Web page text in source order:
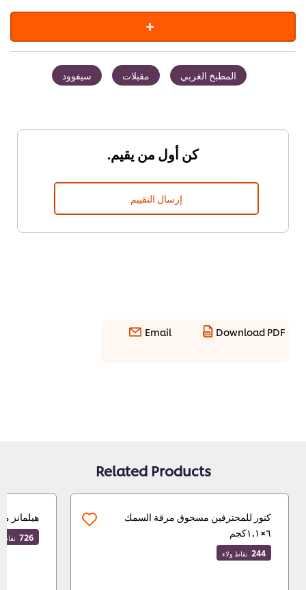
المطبخ الغربي مقبلات سيفوود
كن أول من يقيم.
إرسال التقييم
Download PDF
Email
Related Products
كنور للمحترفين مسحوق مرقة السمك
244 نقاط ولاء
هيلمانز
726 نقاط ولاء